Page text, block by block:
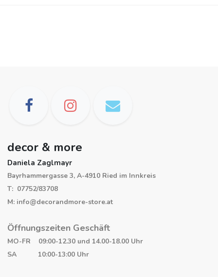
decor & more
Daniela Zaglmayr
Bayrhammergasse 3, A-4910 Ried im Innkreis
T: 07752/83708
M: info@decorandmore-store.at
Öffnungszeiten Geschäft
MO-FR 09:00-12.30 und 14.00-18.00 Uhr
SA 10:00-13:00 Uhr